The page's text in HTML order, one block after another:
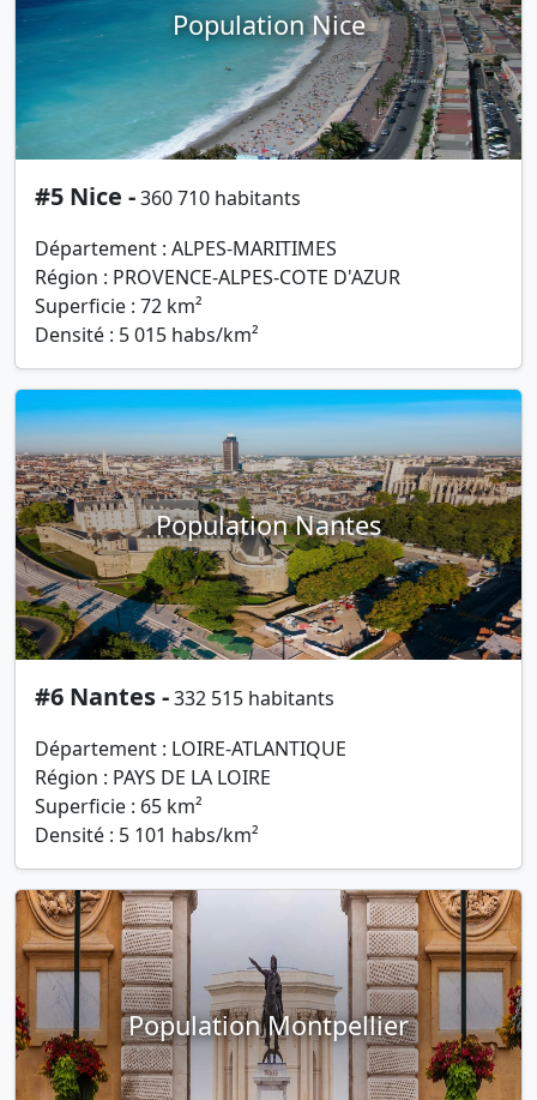
Population Nice
#5 Nice -360 710 habitants
Département : ALPES-MARITIMES
Région : PROVENCE-ALPES-COTE D'AZUR
Superficie : 72 km²
Densité : 5 015 habs/km²
Population Nantes
#6 Nantes -332 515 habitants
Département : LOIRE-ATLANTIQUE
Région : PAYS DE LA LOIRE
Superficie : 65 km²
Densité : 5 101 habs/km²
Population Montpellier